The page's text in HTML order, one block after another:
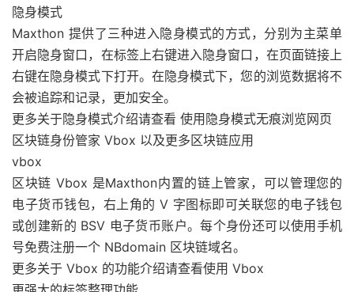
隐身模式
Maxthon 提供了三种进入隐身模式的方式，分别为主菜单
开启隐身窗口，在标签上右键进入隐身窗口，在页面链接上
右键在隐身模式下打开。在隐身模式下，您的浏览数据将不
会被追踪和记录，更加安全。
更多关于隐身模式介绍请查看 使用隐身模式无痕浏览网页
区块链身份管家 Vbox 以及更多区块链应用
vbox
区块链 Vbox 是Maxthon内置的链上管家，可以管理您的
电子货币钱包，右上角的 V 字图标即可关联您的电子钱包
或创建新的 BSV 电子货币账户。每个身份还可以使用手机
号免费注册一个 NBdomain 区块链域名。
更多关于 Vbox 的功能介绍请查看使用 Vbox